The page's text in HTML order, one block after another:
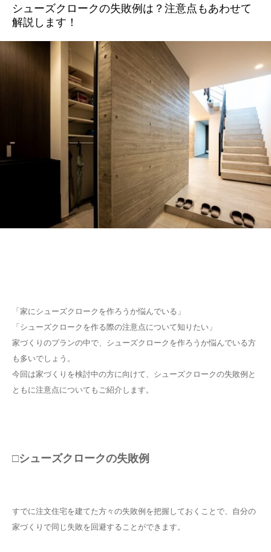
シューズクロークの失敗例は？注意点もあわせて
解説します！
「家にシューズクロークを作ろうか悩んでいる」
「シューズクロークを作る際の注意点について知りたい」
家づくりのプランの中で、シューズクロークを作ろうか悩んでいる方
も多いでしょう。
今回は家づくりを検討中の方に向けて、シューズクロークの失敗例と
ともに注意点についてもご紹介します。
□シューズクロークの失敗例
すでに注文住宅を建てた方々の失敗例を把握しておくことで、自分の
家づくりで同じ失敗を回避することができます。
CONTACT